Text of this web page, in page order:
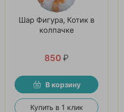
Шар Фигура, Котик в
колпачке
850 ₽
В корзину
Купить в 1 клик